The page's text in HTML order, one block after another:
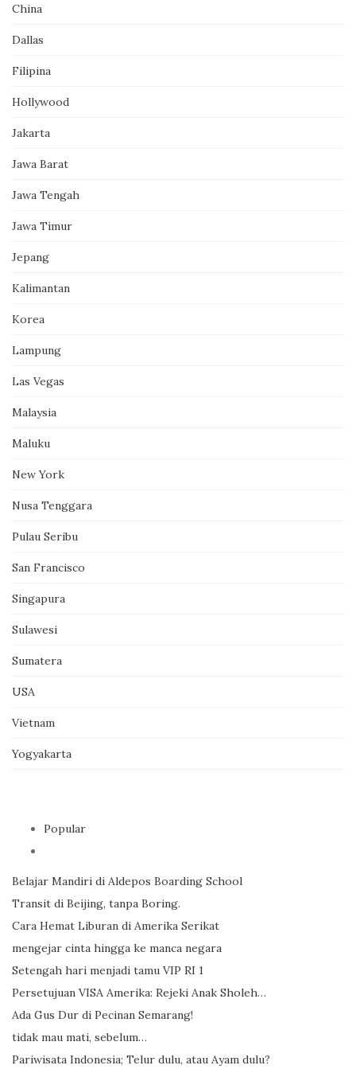
China
Dallas
Filipina
Hollywood
Jakarta
Jawa Barat
Jawa Tengah
Jawa Timur
Jepang
Kalimantan
Korea
Lampung
Las Vegas
Malaysia
Maluku
New York
Nusa Tenggara
Pulau Seribu
San Francisco
Singapura
Sulawesi
Sumatera
USA
Vietnam
Yogyakarta
Popular
Belajar Mandiri di Aldepos Boarding School
Transit di Beijing, tanpa Boring.
Cara Hemat Liburan di Amerika Serikat
mengejar cinta hingga ke manca negara
Setengah hari menjadi tamu VIP RI 1
Persetujuan VISA Amerika: Rejeki Anak Sholeh…
Ada Gus Dur di Pecinan Semarang!
tidak mau mati, sebelum…
Pariwisata Indonesia; Telur dulu, atau Ayam dulu?